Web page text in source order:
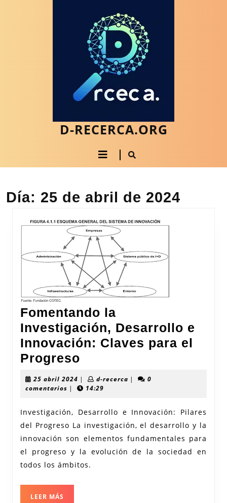
D-RECERCA.ORG
Botón
apertura
Día: 25 de abril de 2024
Fomentando la
Investigación, Desarrollo e
Innovación: Claves para el
Progreso
la
Investigación,
e
Innovación:
Claves
para
25 abril 2024 25
abril
| d-recercad-|
0
comentarios | 14:29
Investigación, Desarrollo e Innovación: Pilares
del Progreso La investigación, el desarrollo y la
innovación son elementos fundamentales para
el progreso y la evolución de la sociedad en
todos los ámbitos.
LEER MÁS